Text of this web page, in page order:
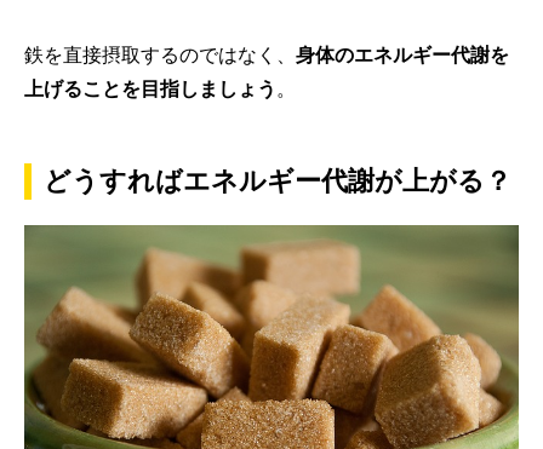
鉄を直接摂取するのではなく、 身体のエネルギー代謝を
上げることを目指しましょう 。
どうすればエネルギー代謝が上がる？